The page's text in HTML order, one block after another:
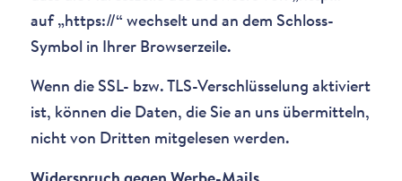
auf „https://“ wechselt und an dem Schloss-
Symbol in Ihrer Browserzeile.
Wenn die SSL- bzw. TLS-Verschlüsselung aktiviert
ist, können die Daten, die Sie an uns übermitteln,
nicht von Dritten mitgelesen werden.